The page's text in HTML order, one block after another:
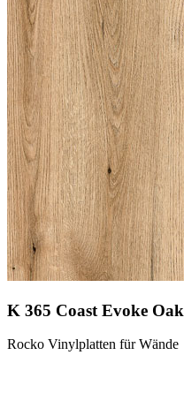
K 365 Coast Evoke Oak
Rocko Vinylplatten für Wände